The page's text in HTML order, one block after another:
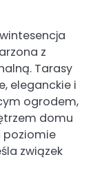
z
Tarasy
eleganckie i
ogrodem,
domu
poziomie
związek